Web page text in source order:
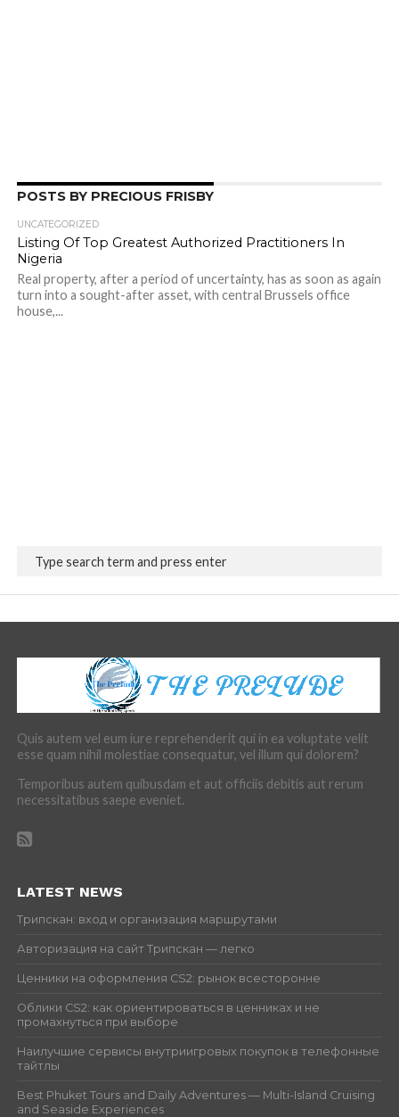
POSTS BY PRECIOUS FRISBY
UNCATEGORIZED
Listing Of Top Greatest Authorized Practitioners In
Nigeria
Real property, after a period of uncertainty, has as soon as again
turn into a sought-after asset, with central Brussels office
house,...
Quis autem vel eum iure reprehenderit qui in ea voluptate velit
esse quam nihil molestiae consequatur, vel illum qui dolorem?
Temporibus autem quibusdam et aut officiis debitis aut rerum
necessitatibus saepe eveniet.
LATEST NEWS
Трипскан: вход и организация маршрутами
Авторизация на сайт Трипскан — легко
Ценники на оформления CS2: рынок всесторонне
Облики CS2: как ориентироваться в ценниках и не
промахнуться при выборе
Наилучшие сервисы внутриигровых покупок в телефонные
тайтлы
Best Phuket Tours and Daily Adventures — Multi-Island Cruising
and Seaside Experiences